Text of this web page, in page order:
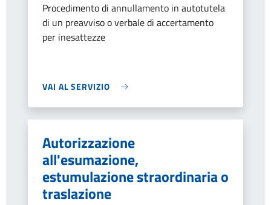
Procedimento di annullamento in autotutela
di un preavviso o verbale di accertamento
per inesattezze
VAI AL SERVIZIO
Autorizzazione
all'esumazione,
estumulazione straordinaria o
traslazione